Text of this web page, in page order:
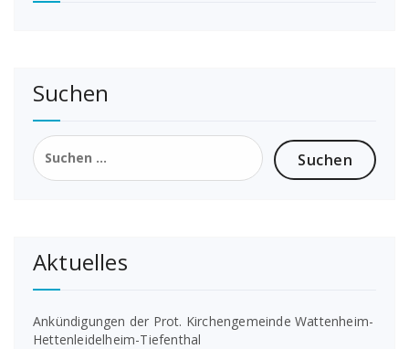
Suchen
Suchen
nach:
Aktuelles
Ankündigungen der Prot. Kirchengemeinde Wattenheim-
Hettenleidelheim-Tiefenthal